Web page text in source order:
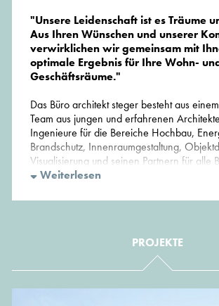
"Unsere Leidenschaft ist es Träume
Aus Ihren Wünschen und unserer
verwirklichen wir gemeinsam mit
optimale Ergebnis für Ihre Wohn-
Geschäftsräume."
Das Büro architekt steger besteht aus
Team aus jungen und erfahrenen
Ingenieure für die Bereiche Hochbau,
Brandschutz, Innenraumgestaltung,
Visualisierung und seinen Partnern für alle
Handwerks.
Dipl.-Ing FH Architekt Martin Steger bietet
zur hochwertigen Realisierung Ihrer
spezialisiert auf individuelle Projekte im
Geschäftsbereich (Neubau,
Sanierung + Denkmalschutz), die sich vor
Weiterlesen
PROJEKTE